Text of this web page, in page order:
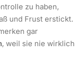
zu haben,
und Frust erstickt.
gar
, weil sie nie wirklich